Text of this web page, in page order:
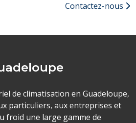
Contactez-nous
de climatisation en Guadeloupe,
particuliers, aux entreprises et
froid une large gamme de